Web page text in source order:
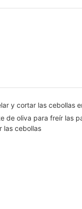
y cortar las cebollas
de oliva para freír las
las cebollas